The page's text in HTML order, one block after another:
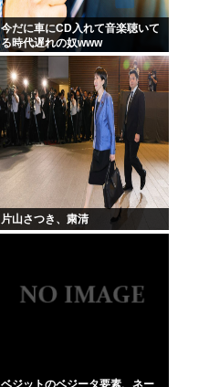
今だに車にCD入れて音楽聴いて
る時代遅れの奴www
片山さつき、粛清
ベジットのベジータ要素、ネー